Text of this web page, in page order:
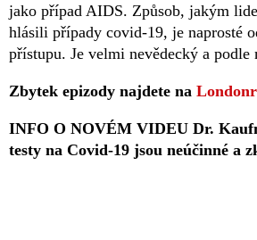
jako případ AIDS. Způsob, jakým
hlásili případy covid-19, je naprosté
přístupu. Je velmi nevědecký a podle
Zbytek epizody najdete na
INFO O NOVÉM VIDEU Dr.
testy na Covid-19 jsou neúčinné a